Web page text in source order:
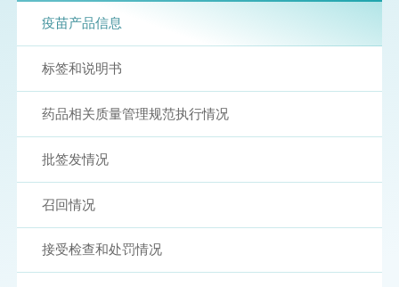
疫苗产品信息
标签和说明书
药品相关质量管理规范执行情况
批签发情况
召回情况
接受检查和处罚情况